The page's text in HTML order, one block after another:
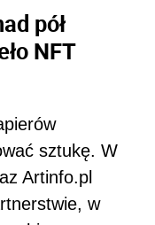
pół
NFT
sztukę. W
Artinfo.pl
w